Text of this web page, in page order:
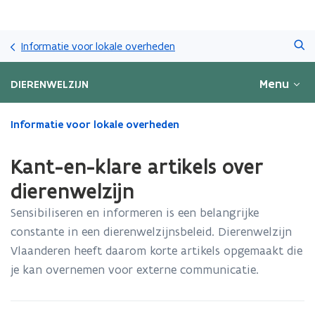
naar
gaan
Informatie voor lokale overheden
DIERENWELZIJN Menu
Gedaan
bevindt
zich
op:
Kant-
klare
artikels
Informatie voor lokale overheden
Kant-en-klare artikels over
dierenwelzijn
Sensibiliseren en informeren is een belangrijke
constante in een dierenwelzijnsbeleid. Dierenwelzijn
Vlaanderen heeft daarom korte artikels opgemaakt die
je kan overnemen voor externe communicatie.